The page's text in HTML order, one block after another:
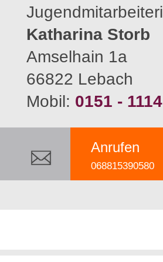
Katharina Storb
Amselhain 1a
66822 Lebach
Mobil: 0151 -
Anrufen
068815390580